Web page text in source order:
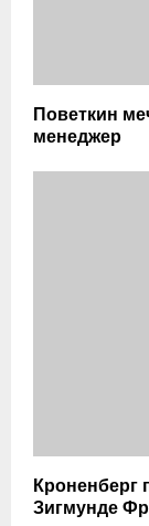
Поветкин
менеджер
Кроненберг
Зигмунде